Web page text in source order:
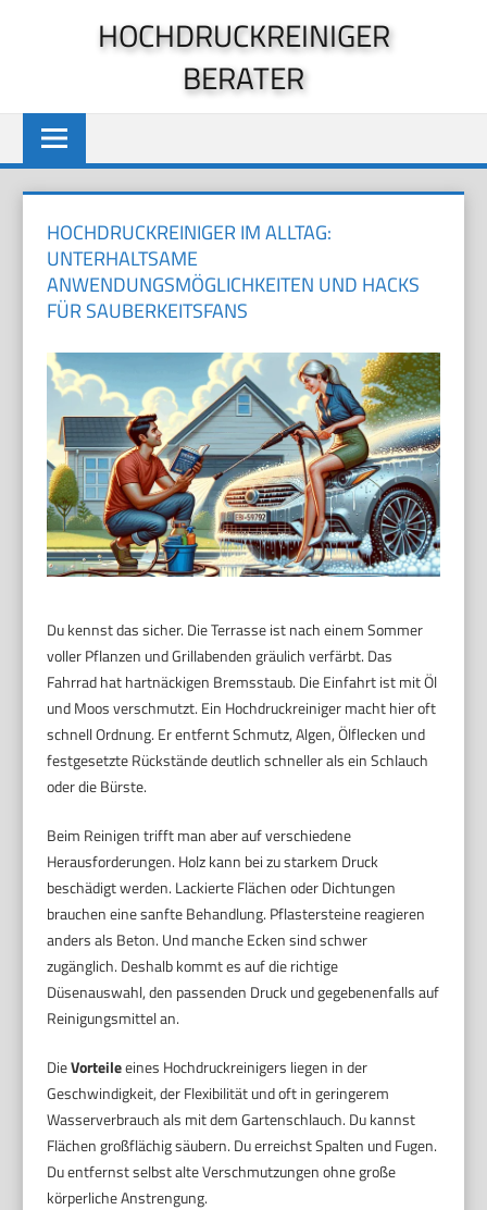
HOCHDRUCKREINIGER
BERATER
HOCHDRUCKREINIGER IM ALLTAG:
UNTERHALTSAME
ANWENDUNGSMÖGLICHKEITEN UND HACKS
FÜR SAUBERKEITSFANS
Du kennst das sicher. Die Terrasse ist nach einem Sommer
voller Pflanzen und Grillabenden gräulich verfärbt. Das
Fahrrad hat hartnäckigen Bremsstaub. Die Einfahrt ist mit Öl
und Moos verschmutzt. Ein Hochdruckreiniger macht hier oft
schnell Ordnung. Er entfernt Schmutz, Algen, Ölflecken und
festgesetzte Rückstände deutlich schneller als ein Schlauch
oder die Bürste.
Beim Reinigen trifft man aber auf verschiedene
Herausforderungen. Holz kann bei zu starkem Druck
beschädigt werden. Lackierte Flächen oder Dichtungen
brauchen eine sanfte Behandlung. Pflastersteine reagieren
anders als Beton. Und manche Ecken sind schwer
zugänglich. Deshalb kommt es auf die richtige
Düsenauswahl, den passenden Druck und gegebenenfalls auf
Reinigungsmittel an.
DieVorteileeines Hochdruckreinigers liegen in der
Geschwindigkeit, der Flexibilität und oft in geringerem
Wasserverbrauch als mit dem Gartenschlauch. Du kannst
Flächen großflächig säubern. Du erreichst Spalten und Fugen.
Du entfernst selbst alte Verschmutzungen ohne große
körperliche Anstrengung.